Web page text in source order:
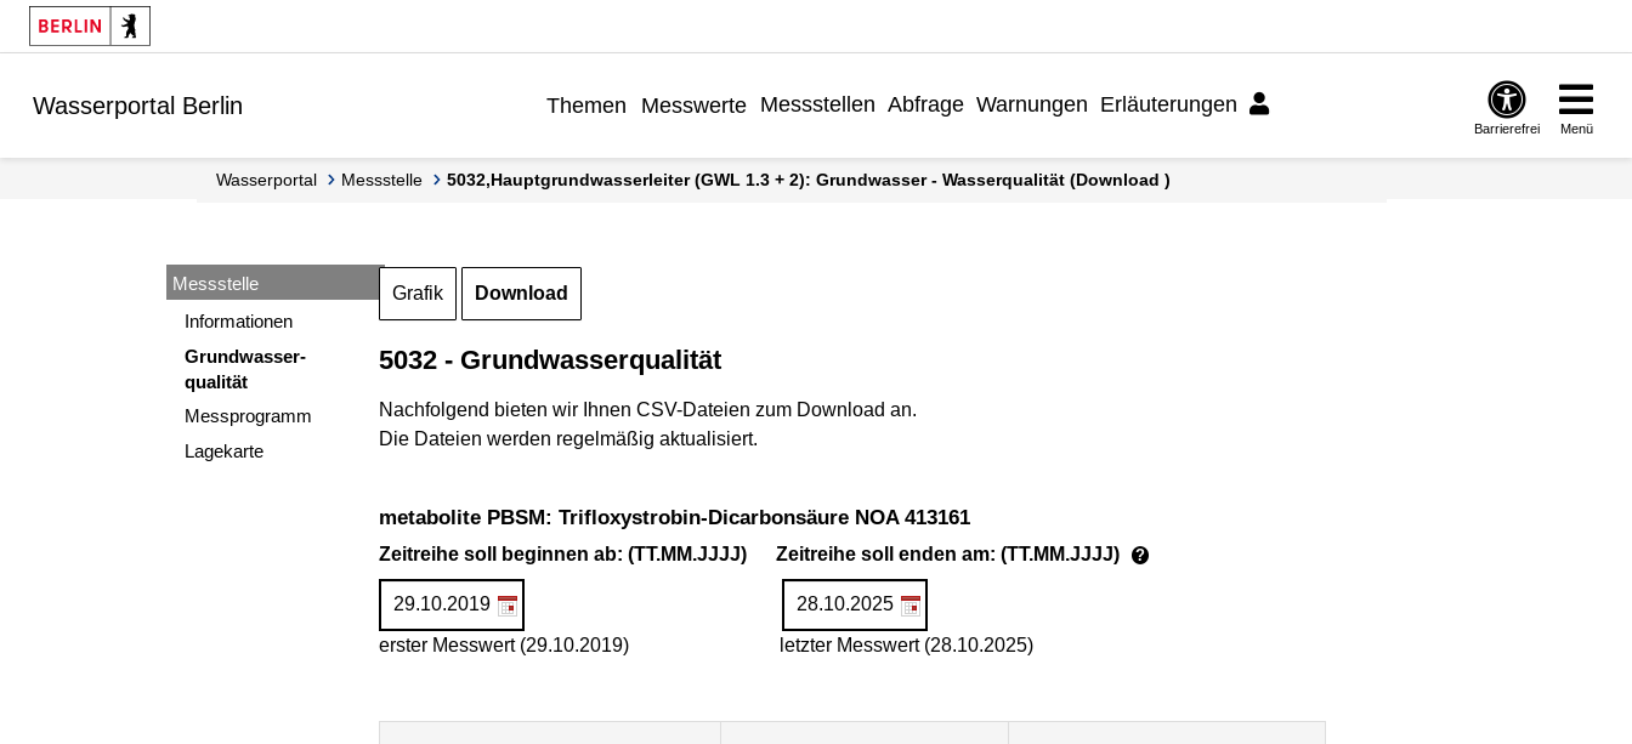
Springe zur Navigation
Springe zum Inhalt
Wasserportal Berlin Themen Messwerte Messstellen Abfrage Warnungen Erläuterungen
Barrierefrei Menü
Wasserportal Messstelle 5032,Hauptgrundwasserleiter (GWL 1.3 + 2): Grundwasser - Wasserqualität (Download )
Messstelle
Informationen
Grundwasser-
qualität
Messprogramm
Lagekarte
Grafik Download
5032 - Grundwasserqualität
Nachfolgend bieten wir Ihnen CSV-Dateien zum Download an.
Die Dateien werden regelmäßig aktualisiert.
metabolite PBSM: Trifloxystrobin-Dicarbonsäure NOA 413161
Zeitreihe soll beginnen ab: (TT.MM.JJJJ) Zeitreihe soll enden am: (TT.MM.JJJJ) ?
erster Messwert (29.10.2019) letzter Messwert (28.10.2025)